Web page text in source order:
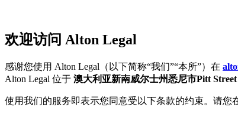
欢迎访问 Alton Legal
感谢您使用 Alton Legal（以下简称“我们”“本所”）在
Alton Legal 位于 澳大利亚新南威尔士州悉尼市Pitt
使用我们的服务即表示您同意受以下条款的约束。请您